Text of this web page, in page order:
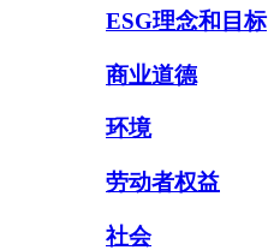
ESG理念和目标
商业道德
环境
劳动者权益
社会